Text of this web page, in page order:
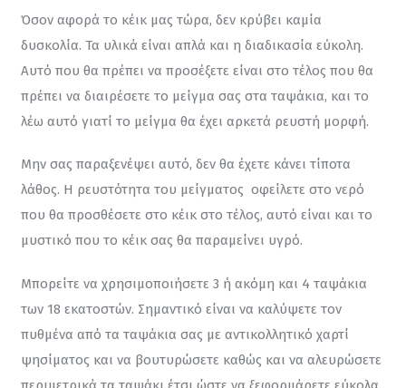
Όσον αφορά το κέικ μας τώρα, δεν κρύβει καμία
δυσκολία. Τα υλικά είναι απλά και η διαδικασία εύκολη.
Αυτό που θα πρέπει να προσέξετε είναι στο τέλος που θα
πρέπει να διαιρέσετε το μείγμα σας στα ταψάκια, και το
λέω αυτό γιατί το μείγμα θα έχει αρκετά ρευστή μορφή.
Μην σας παραξενέψει αυτό, δεν θα έχετε κάνει τίποτα
λάθος. Η ρευστότητα του μείγματος  οφείλετε στο νερό
που θα προσθέσετε στο κέικ στο τέλος, αυτό είναι και το
μυστικό που το κέικ σας θα παραμείνει υγρό.
Μπορείτε να χρησιμοποιήσετε 3 ή ακόμη και 4 ταψάκια
των 18 εκατοστών. Σημαντικό είναι να καλύψετε τον
πυθμένα από τα ταψάκια σας με αντικολλητικό χαρτί
ψησίματος και να βουτυρώσετε καθώς και να αλευρώσετε